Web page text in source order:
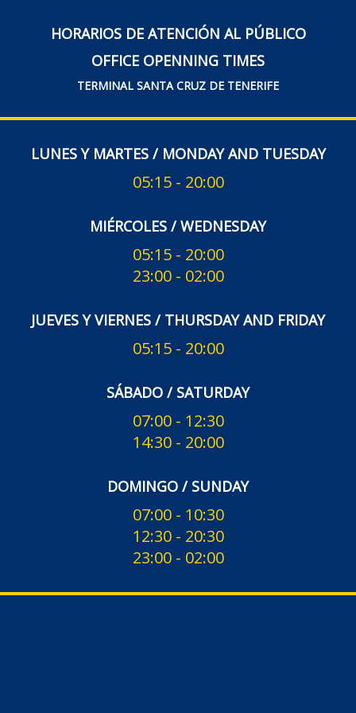
HORARIOS DE ATENCIÓN AL PÚBLICO
OFFICE OPENNING TIMES
TERMINAL SANTA CRUZ DE TENERIFE
LUNES Y MARTES / MONDAY AND TUESDAY
05:15 - 20:00
MIÉRCOLES / WEDNESDAY
05:15 - 20:00
23:00 - 02:00
JUEVES Y VIERNES / THURSDAY AND FRIDAY
05:15 - 20:00
SÁBADO / SATURDAY
07:00 - 12:30
14:30 - 20:00
DOMINGO / SUNDAY
07:00 - 10:30
12:30 - 20:30
23:00 - 02:00